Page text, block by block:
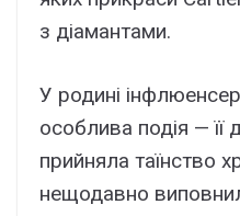
з діамантами.
У родині
особлива подія — її
прийняла таїнство
нещодавно